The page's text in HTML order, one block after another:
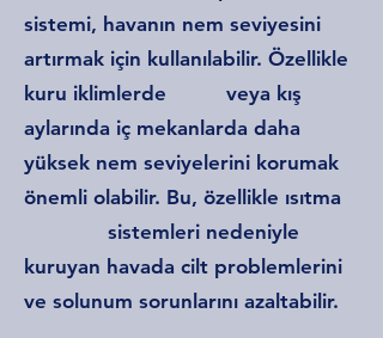
sistemi, havanın nem seviyesini
artırmak için kullanılabilir. Özellikle
kuru iklimlerde veya kış
aylarında iç mekanlarda daha
yüksek nem seviyelerini korumak
önemli olabilir. Bu, özellikle ısıtma
sistemleri nedeniyle
kuruyan havada cilt problemlerini
ve solunum sorunlarını azaltabilir.